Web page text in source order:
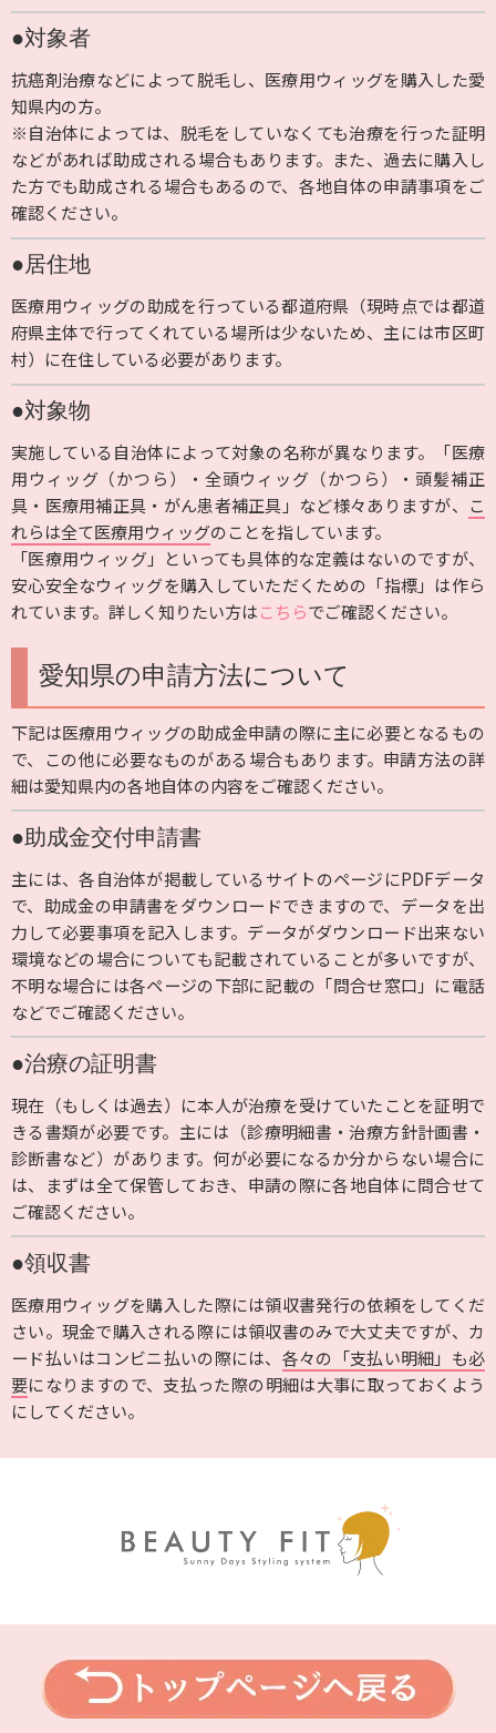
●対象者
抗癌剤治療などによって脱毛し、医療用ウィッグを購入した愛
知県内の方。
※自治体によっては、脱毛をしていなくても治療を行った証明
などがあれば助成される場合もあります。また、過去に購入し
た方でも助成される場合もあるので、各地自体の申請事項をご
確認ください。
●居住地
医療用ウィッグの助成を行っている都道府県（現時点では都道
府県主体で行ってくれている場所は少ないため、主には市区町
村）に在住している必要があります。
●対象物
実施している自治体によって対象の名称が異なります。「医療
用ウィッグ（かつら）・全頭ウィッグ（かつら）・頭髪補正
具・医療用補正具・がん患者補正具」など様々ありますが、 こ
れらは全て医療用ウィッグのことを指しています。
「医療用ウィッグ」といっても具体的な定義はないのですが、
安心安全なウィッグを購入していただくための「指標」は作ら
れています。詳しく知りたい方はこちらでご確認ください。
愛知県の申請方法について
下記は医療用ウィッグの助成金申請の際に主に必要となるもの
で、この他に必要なものがある場合もあります。申請方法の詳
細は愛知県内の各地自体の内容をご確認ください。
●助成金交付申請書
主には、各自治体が掲載しているサイトのページにPDFデータ
で、助成金の申請書をダウンロードできますので、データを出
力して必要事項を記入します。データがダウンロード出来ない
環境などの場合についても記載されていることが多いですが、
不明な場合には各ページの下部に記載の「問合せ窓口」に電話
などでご確認ください。
●治療の証明書
現在（もしくは過去）に本人が治療を受けていたことを証明で
きる書類が必要です。主には（診療明細書・治療方針計画書・
診断書など）があります。何が必要になるか分からない場合に
は、まずは全て保管しておき、申請の際に各地自体に問合せて
ご確認ください。
●領収書
医療用ウィッグを購入した際には領収書発行の依頼をしてくだ
さい。現金で購入される際には領収書のみで大丈夫ですが、カ
ード払いはコンビニ払いの際には、 各々の「支払い明細」も必
要になりますので、支払った際の明細は大事に取っておくよう
にしてください。